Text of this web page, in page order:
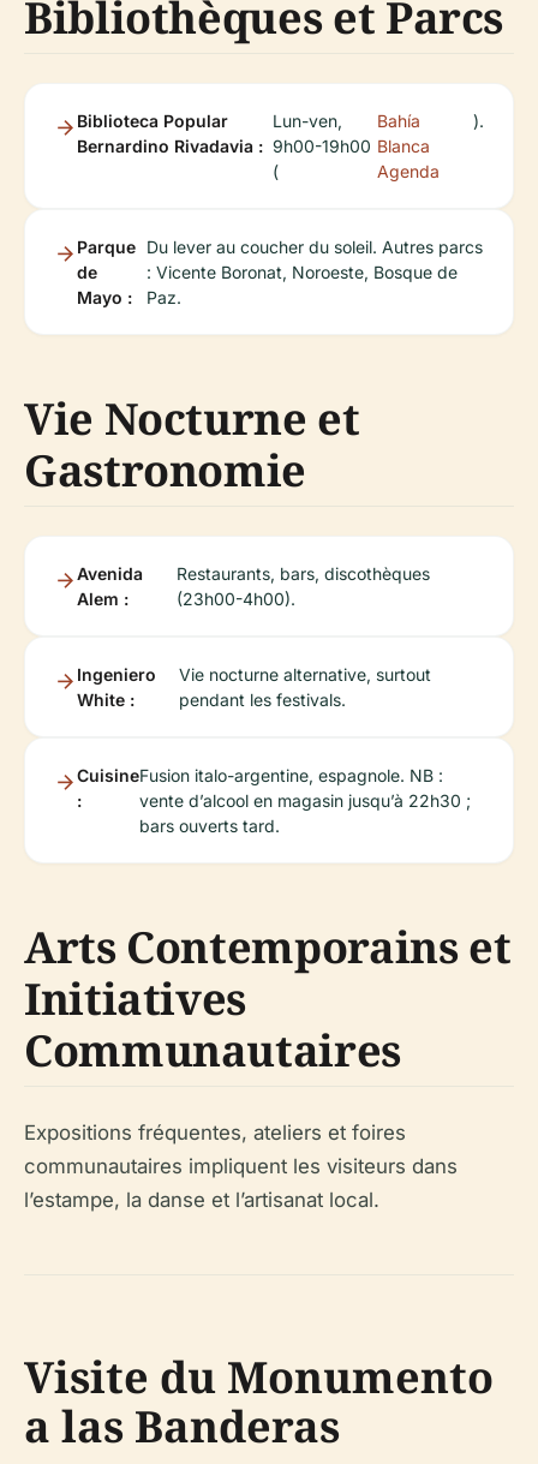
Bibliothèques et Parcs
Biblioteca Popular
Bernardino Rivadavia :
Lun-ven,
9h00-19h00
(
Bahía
Blanca
Agenda
).
Parque
de
Mayo :
Du lever au coucher du soleil. Autres parcs
: Vicente Boronat, Noroeste, Bosque de
Paz.
Vie Nocturne et
Gastronomie
Avenida
Alem :
Restaurants, bars, discothèques
(23h00-4h00).
Ingeniero
White :
Vie nocturne alternative, surtout
pendant les festivals.
Cuisine
:
Fusion italo-argentine, espagnole. NB :
vente d’alcool en magasin jusqu’à 22h30 ;
bars ouverts tard.
Arts Contemporains et
Initiatives
Communautaires
Expositions fréquentes, ateliers et foires
communautaires impliquent les visiteurs dans
l’estampe, la danse et l’artisanat local.
Visite du Monumento
a las Banderas